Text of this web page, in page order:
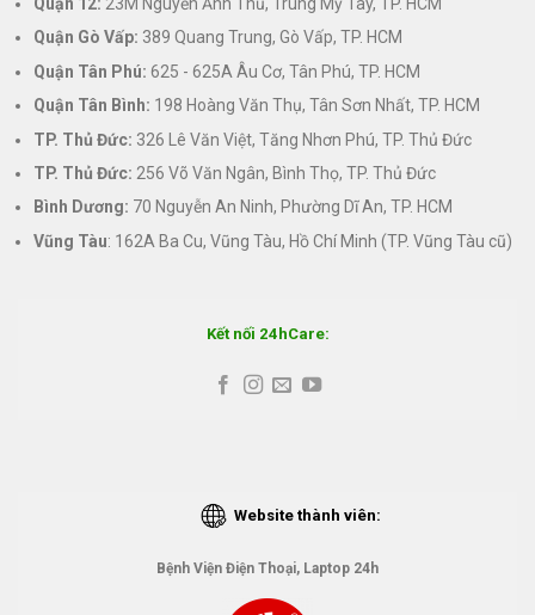
Quận Gò Vấp: 389 Quang Trung, Gò Vấp, TP. HCM
Quận Tân Phú: 625 - 625A Âu Cơ, Tân Phú, TP. HCM
Quận Tân Bình: 198 Hoàng Văn Thụ, Tân Sơn Nhất, TP. HCM
TP. Thủ Đức: 326 Lê Văn Việt, Tăng Nhơn Phú, TP. Thủ Đức
TP. Thủ Đức: 256 Võ Văn Ngân, Bình Thọ, TP. Thủ Đức
Bình Dương: 70 Nguyễn An Ninh, Phường Dĩ An, TP. HCM
Vũng Tàu: 162A Ba Cu, Vũng Tàu, Hồ Chí Minh (TP. Vũng Tàu cũ)
Kết nối 24hCare:
Website thành viên:
Bệnh Viện Điện Thoại, Laptop 24h